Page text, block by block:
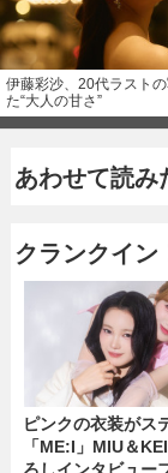
伊藤彩沙、20代ラスト
た“大人の甘さ”
あわせて読み
クランクイ
ピンクの衣装がス
「ME:I」MIU＆